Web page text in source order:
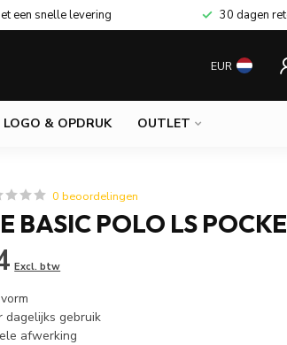
een snelle levering 30 dagen
EUR
LOGO & OPDRUK OUTLET
0 beoordelingen
BASIC POLO LS
Excl. btw
dagelijks gebruik
afwerking